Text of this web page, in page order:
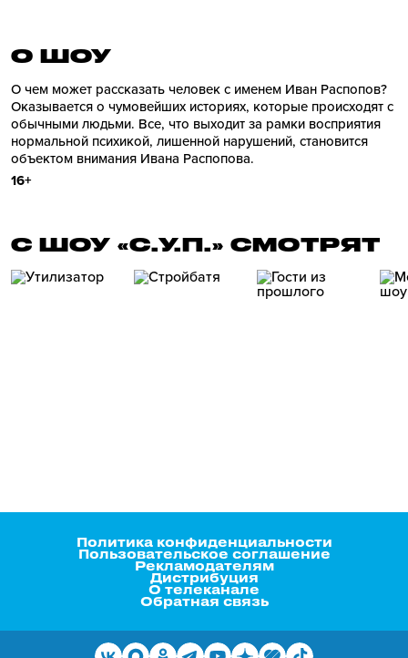
О ШОУ
О чем может рассказать человек с именем Иван Распопов?
Оказывается о чумовейших историях, которые происходят с
обычными людьми. Все, что выходит за рамки восприятия
нормальной психикой, лишенной нарушений, становится
объектом внимания Ивана Распопова.
16+
С ШОУ «С.У.П.» СМОТРЯТ
Политика конфиденциальности
Пользовательское соглашение
Рекламодателям
Дистрибуция
О телеканале
Обратная связь